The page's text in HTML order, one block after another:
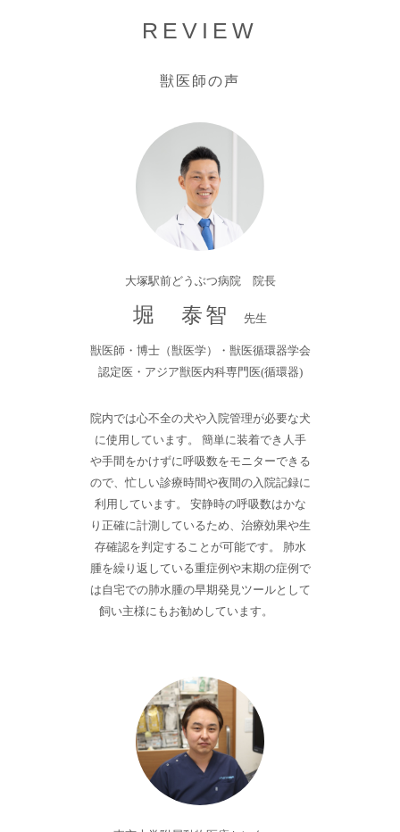
REVIEW
獣医師の声
大塚駅前どうぶつ病院 院長
堀 泰智 先生
獣医師・博士（獣医学）・獣医循環器学会
認定医・アジア獣医内科専門医(循環器)
院内では心不全の犬や入院管理が必要な犬
に使用しています。 簡単に装着でき人手
や手間をかけずに呼吸数をモニターできる
ので、忙しい診療時間や夜間の入院記録に
利用しています。 安静時の呼吸数はかな
り正確に計測しているため、治療効果や生
存確認を判定することが可能です。 肺水
腫を繰り返している重症例や末期の症例で
は自宅での肺水腫の早期発見ツールとして
飼い主様にもお勧めしています。